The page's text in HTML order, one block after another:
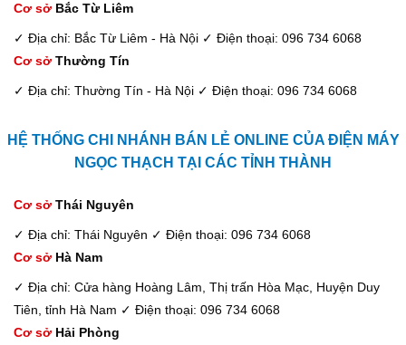
Cơ sở Bắc Từ Liêm
✓ Địa chỉ: Bắc Từ Liêm - Hà Nội ✓ Điện thoại: 096 734 6068
Cơ sở Thường Tín
✓ Địa chỉ: Thường Tín - Hà Nội ✓ Điện thoại: 096 734 6068
HỆ THỐNG CHI NHÁNH BÁN LẺ ONLINE CỦA ĐIỆN MÁY
NGỌC THẠCH TẠI CÁC TỈNH THÀNH
Cơ sở Thái Nguyên
✓ Địa chỉ: Thái Nguyên ✓ Điện thoại: 096 734 6068
Cơ sở Hà Nam
✓ Địa chỉ: Cửa hàng Hoàng Lâm, Thị trấn Hòa Mạc, Huyện Duy
Tiên, tỉnh Hà Nam ✓ Điện thoại: 096 734 6068
Cơ sở Hải Phòng